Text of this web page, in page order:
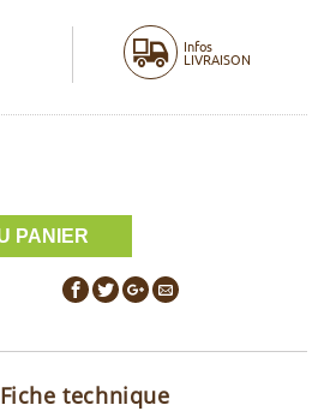
Infos
LIVRAISON
Fiche technique